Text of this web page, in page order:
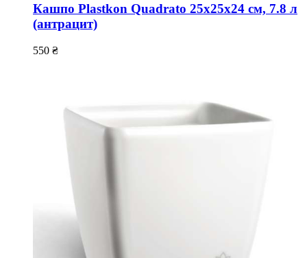
Кашпо Plastkon Quadrato 25х25х24 см, 7.8 л
(антрацит)
550 ₴